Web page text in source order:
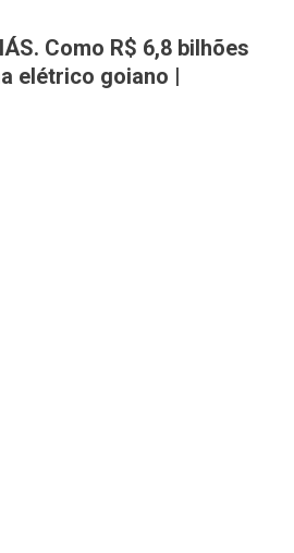
e Informações de Rio Verde e
Como R$ 6,8 bilhões
elétrico goiano |